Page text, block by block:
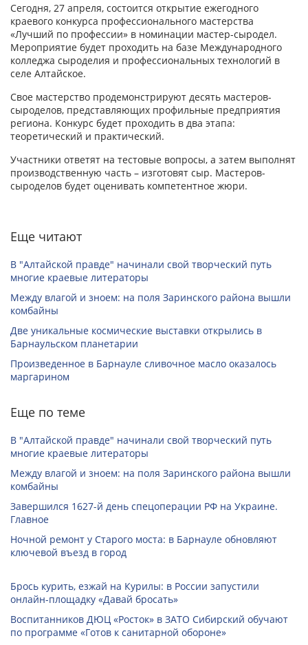
Сегодня, 27 апреля, состоится открытие ежегодного
краевого конкурса профессионального мастерства
«Лучший по профессии» в номинации мастер-сыродел.
Мероприятие будет проходить на базе Международного
колледжа сыроделия и профессиональных технологий в
селе Алтайское.
Свое мастерство продемонстрируют десять мастеров-
сыроделов, представляющих профильные предприятия
региона. Конкурс будет проходить в два этапа:
теоретический и практический.
Участники ответят на тестовые вопросы, а затем выполнят
производственную часть – изготовят сыр. Мастеров-
сыроделов будет оценивать компетентное жюри.
Еще читают
В "Алтайской правде" начинали свой творческий путь
многие краевые литераторы
Между влагой и зноем: на поля Заринского района вышли
комбайны
Две уникальные космические выставки открылись в
Барнаульском планетарии
Произведенное в Барнауле сливочное масло оказалось
маргарином
Еще по теме
В "Алтайской правде" начинали свой творческий путь
многие краевые литераторы
Между влагой и зноем: на поля Заринского района вышли
комбайны
Завершился 1627-й день спецоперации РФ на Украине.
Главное
Ночной ремонт у Старого моста: в Барнауле обновляют
ключевой въезд в город
Брось курить, езжай на Курилы: в России запустили
онлайн-­площадку «Давай бросать»
Воспитанников ДЮЦ «Росток» в ЗАТО Сибирский обучают
по программе «Готов к санитарной обороне»